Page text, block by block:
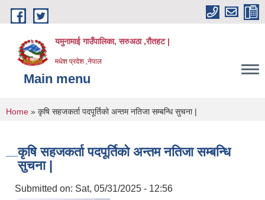
Skip to main content
यमुनामाई गाउँपालिका, सरुअठा ,रौतहट |
मधेश प्रदेश ,नेपाल
Main menu
You are here
Home » कृषि सहजकर्ता पदपूर्तिको अन्तम नतिजा सम्बन्धि सुचना |
कृषि सहजकर्ता पदपूर्तिको अन्तम नतिजा सम्बन्धि
सुचना |
Submitted on: Sat, 05/31/2025 - 12:56